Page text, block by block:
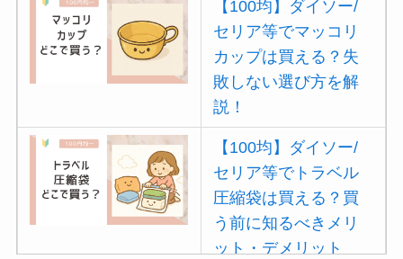
【100均】ダイソー/
セリア等でマッコリ
カップは買える？失
敗しない選び方を解
説！
【100均】ダイソー/
セリア等でトラベル
圧縮袋は買える？買
う前に知るべきメリ
ット・デメリット